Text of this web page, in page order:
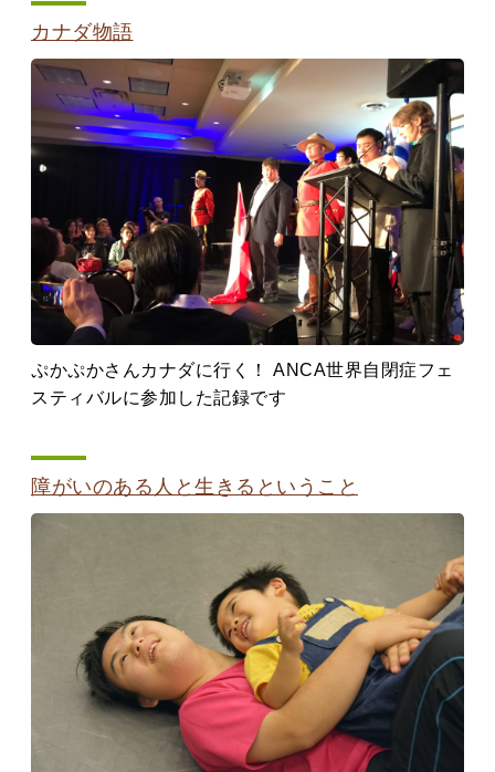
カナダ物語
ぷかぷかさんカナダに行く！ ANCA世界自閉症フェ
スティバルに参加した記録です
障がいのある人と生きるということ